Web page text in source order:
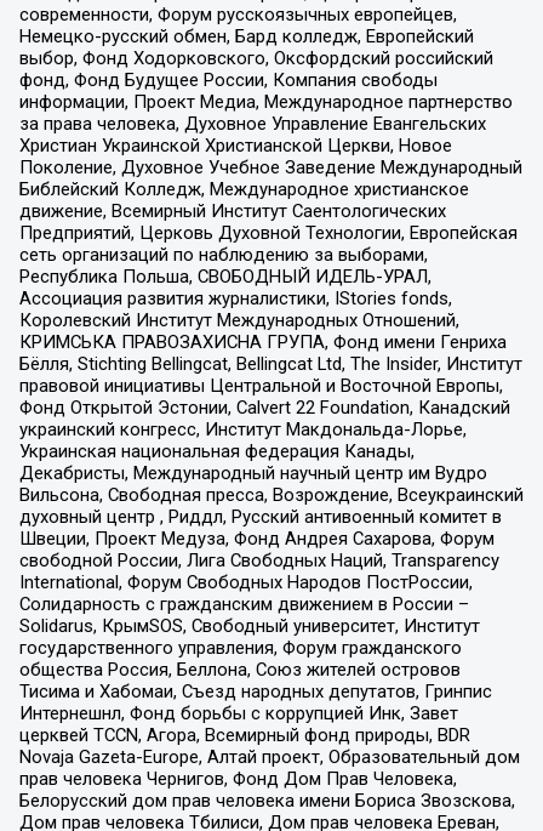
современности, Форум русскоязычных европейцев,
Немецко-русский обмен, Бард колледж, Европейский
выбор, Фонд Ходорковского, Оксфордский российский
фонд, Фонд Будущее России, Компания свободы
информации, Проект Медиа, Международное партнерство
за права человека, Духовное Управление Евангельских
Христиан Украинской Христианской Церкви, Новое
Поколение, Духовное Учебное Заведение Международный
Библейский Колледж, Международное христианское
движение, Всемирный Институт Саентологических
Предприятий, Церковь Духовной Технологии, Европейская
сеть организаций по наблюдению за выборами,
Республика Польша, СВОБОДНЫЙ ИДЕЛЬ-УРАЛ,
Ассоциация развития журналистики, IStories fonds,
Королевский Институт Международных Отношений,
КРИМСЬКА ПРАВОЗАХИСНА ГРУПА, Фонд имени Генриха
Бёлля, Stichting Bellingcat, Bellingcat Ltd, The Insider, Институт
правовой инициативы Центральной и Восточной Европы,
Фонд Открытой Эстонии, Calvert 22 Foundation, Канадский
украинский конгресс, Институт Макдональда-Лорье,
Украинская национальная федерация Канады,
Декабристы, Международный научный центр им Вудро
Вильсона, Свободная пресса, Возрождение, Всеукраинский
духовный центр , Риддл, Русский антивоенный комитет в
Швеции, Проект Медуза, Фонд Андрея Сахарова, Форум
свободной России, Лига Свободных Наций, Transparеncy
International, Форум Свободных Народов ПостРоссии,
Солидарность с гражданским движением в России –
Solidarus, КрымSOS, Свободный университет, Институт
государственного управления, Форум гражданского
общества Россия, Беллона, Союз жителей островов
Тисима и Хабомаи, Съезд народных депутатов, Гринпис
Интернешнл, Фонд борьбы с коррупцией Инк, Завет
церквей TCCN, Агора, Всемирный фонд природы, BDR
Novaja Gazeta-Europe, Алтай проект, Образовательный дом
прав человека Чернигов, Фонд Дом Прав Человека,
Белорусский дом прав человека имени Бориса Звозскова,
Дом прав человека Тбилиси, Дом прав человека Ереван,